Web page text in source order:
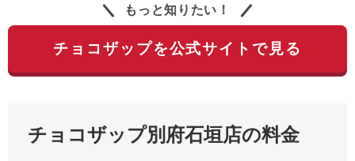
もっと知りたい！
チョコザップを公式サイトで見る
チョコザップ別府石垣店の料金